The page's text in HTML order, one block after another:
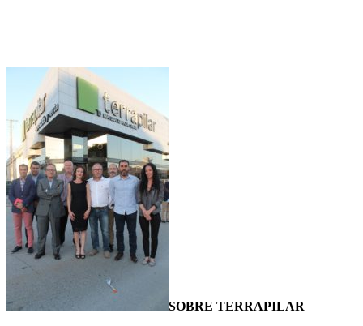
SOBRE TERRAPILAR